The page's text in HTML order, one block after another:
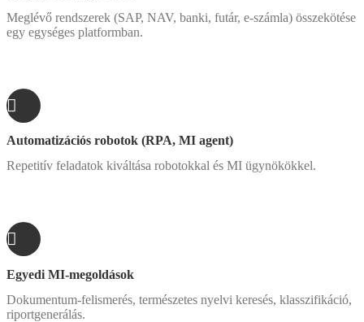
Meglévő rendszerek (SAP, NAV, banki, futár, e-számla) összekötése
egy egységes platformban.
Automatizációs robotok (RPA, MI agent)
Repetitív feladatok kiváltása robotokkal és MI ügynökökkel.
Egyedi MI-megoldások
Dokumentum-felismerés, természetes nyelvi keresés, klasszifikáció,
riportgenerálás.